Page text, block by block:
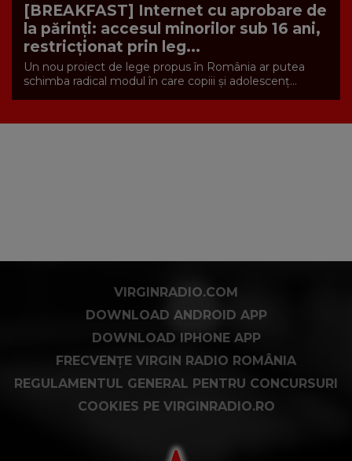
[BREAKFAST] Internet cu aprobare de
la părinți: accesul minorilor sub 16 ani,
restricționat prin leg...
Un nou proiect de lege propus în România ar putea
schimba radical modul în care copiii și adolescenț...
VIRGINRADIO.COM
DOWNLOAD ANDROID APP
DOWNLOAD IPHONE APP
FRECVENȚE VIRGIN RADIO ROMÂNIA
REGULAMENTUL GENERAL PENTRU CONCURSURI
COOKIES PE VIRGINRADIO.RO